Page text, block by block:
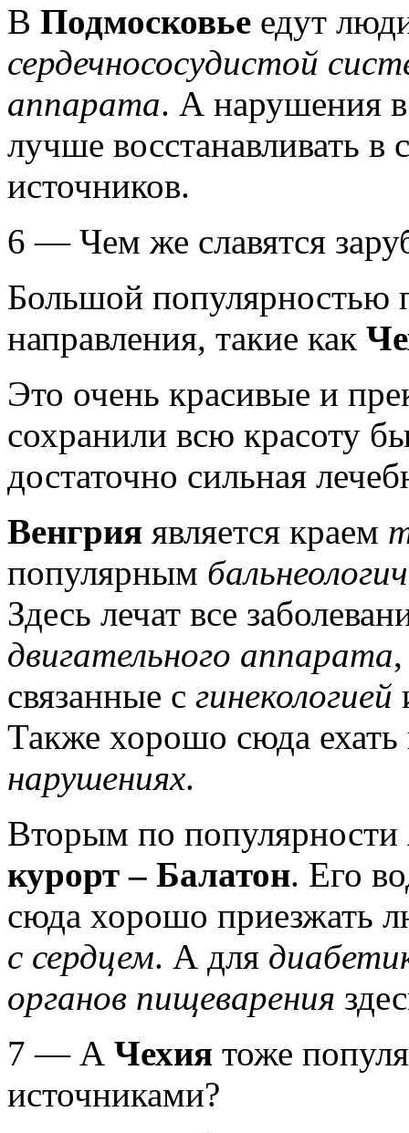
В Подмосковье едут
сердечнососудистой
аппарата. А нарушения
лучше восстанавливать в
источников.
6 — Чем же славятся
Большой популярностью
направления, такие как
Это очень красивые и
сохранили всю красоту
достаточно сильная
Венгрия является краем
популярным
Здесь лечат все
двигательного аппарата
связанные с гинекологией
Также хорошо сюда
нарушениях.
Вторым по популярности
курорт – Балатон. Его
сюда хорошо приезжать
с сердцем. А для
органов пищеварения
7 — А Чехия тоже
источниками?